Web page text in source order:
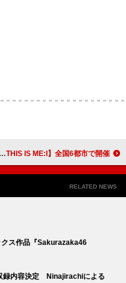
ME:I、初のアリーナツアー【THIS IS ME:I】全国6都市で開催
RELATED NEWS
ス作品『Sakurazaka46
録内容決定 Ninajirachiによる